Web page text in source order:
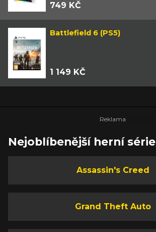
749 KČ
Battlefield 6 (PS5)
1 149 KČ
Nejoblíbenější herní série
Assassin's Creed
Grand Theft Auto